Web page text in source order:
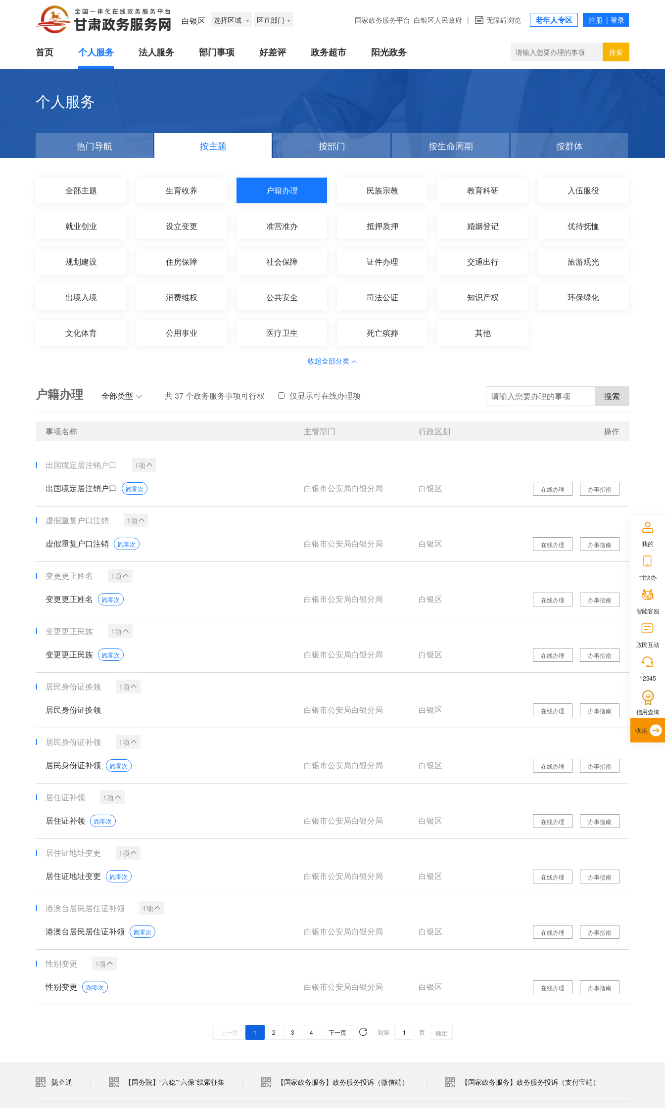
白银区 选择区域 区直部门 国家政务服务平台 白银区人民政府 | 无障碍浏览 老年人专区
首页 个人服务 法人服务 部门事项 好差评 政务超市 阳光政务 搜索
个人服务
热门导航 按主题 按部门 按生命周期 按群体
全部主题 生育收养 户籍办理 民族宗教 教育科研 入伍服役
就业创业 设立变更 准营准办 抵押质押 婚姻登记 优待抚恤
规划建设 住房保障 社会保障 证件办理 交通出行 旅游观光
出境入境 消费维权 公共安全 司法公证 知识产权 环保绿化
文化体育 公用事业 医疗卫生 死亡殡葬 其他
收起全部分类
户籍办理 全部类型 共37个政务服务事项可行权 仅显示可在线办理项 搜索
事项名称 主管部门 行政区划 操作
出国境定居注销户口 1项
出国境定居注销户口 跑零次 白银市公安局白银分局 白银区 办事指南
在线办理
虚假重复户口注销 1项
虚假重复户口注销 跑零次 白银市公安局白银分局 白银区 办事指南
在线办理
变更更正姓名 1项
变更更正姓名 跑零次 白银市公安局白银分局 白银区 办事指南
在线办理
变更更正民族 1项
变更更正民族 跑零次 白银市公安局白银分局 白银区 办事指南
在线办理
居民身份证换领 1项
居民身份证换领 白银市公安局白银分局 白银区 办事指南
在线办理
居民身份证补领 1项
居民身份证补领 跑零次 白银市公安局白银分局 白银区 办事指南
在线办理
居住证补领 1项
居住证补领 跑零次 白银市公安局白银分局 白银区 办事指南
在线办理
居住证地址变更 1项
居住证地址变更 跑零次 白银市公安局白银分局 白银区 办事指南
在线办理
港澳台居民居住证补领 1项
港澳台居民居住证补领 跑零次 白银市公安局白银分局 白银区 办事指南
在线办理
性别变更 1项
性别变更 跑零次 白银市公安局白银分局 白银区 办事指南
在线办理
上一页 1 2 3 4 下一页 到第 页 确定
陇企通 【国务院】“六稳”“六保”线索征集 【国家政务服务】政务服务投诉（微信端） 【国家政务服务】政务服务投诉（支付宝端）
我的
甘快办
智能客服
政民互动
12345
信用查询
收起